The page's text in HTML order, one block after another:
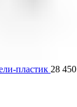
пластик 28 450